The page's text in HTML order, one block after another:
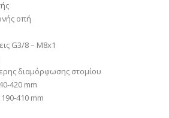
οπή
G3/8 – M8x1
διαμόρφωσης στομίου
420 mm
410 mm